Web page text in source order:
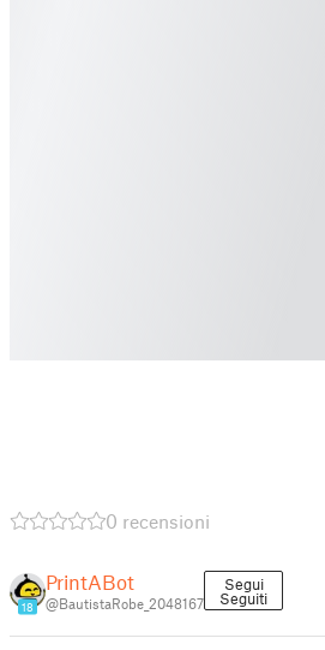
0 recensioni
18
PrintABot
@BautistaRobe_2048167
Segui
Seguiti